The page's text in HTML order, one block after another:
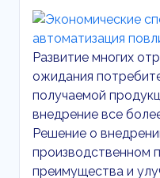
Развитие многих
ожидания
получаемой
внедрение все
Решение о
производственном
преимущества и